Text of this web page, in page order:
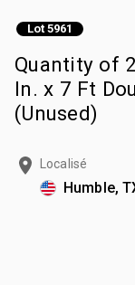
Lot 5961
Quantity of
In. x 7 Ft
(Unused)
Localisé
Humble,